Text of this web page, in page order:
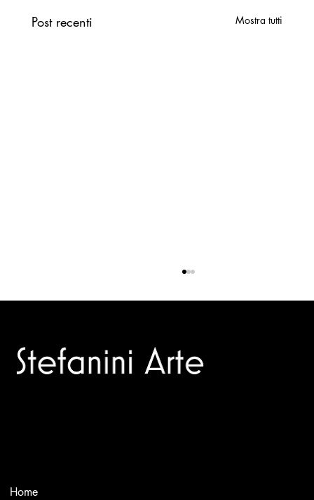
Post recenti Mostra tutti
Home